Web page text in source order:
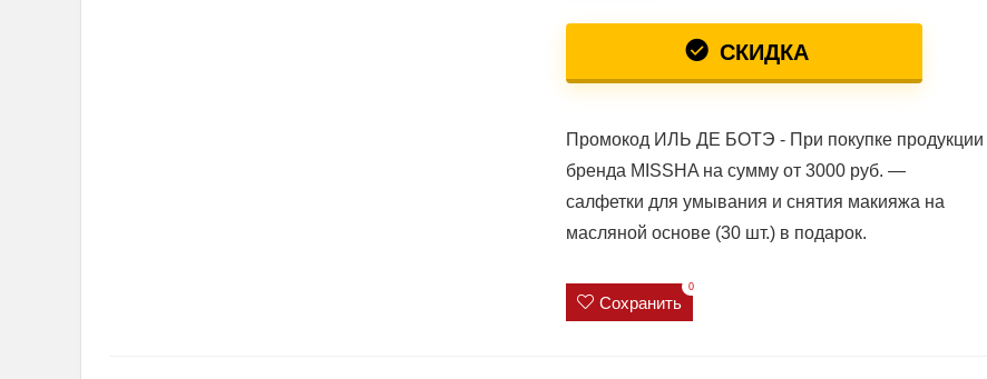
СКИДКА
Промокод ИЛЬ ДЕ БОТЭ - При покупке продукции
бренда MISSHA на сумму от 3000 руб. —
салфетки для умывания и снятия макияжа на
масляной основе (30 шт.) в подарок.
Сохранить
0